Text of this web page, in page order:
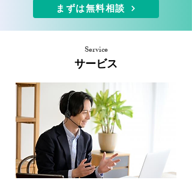
まずは無料相談
Service
サービス